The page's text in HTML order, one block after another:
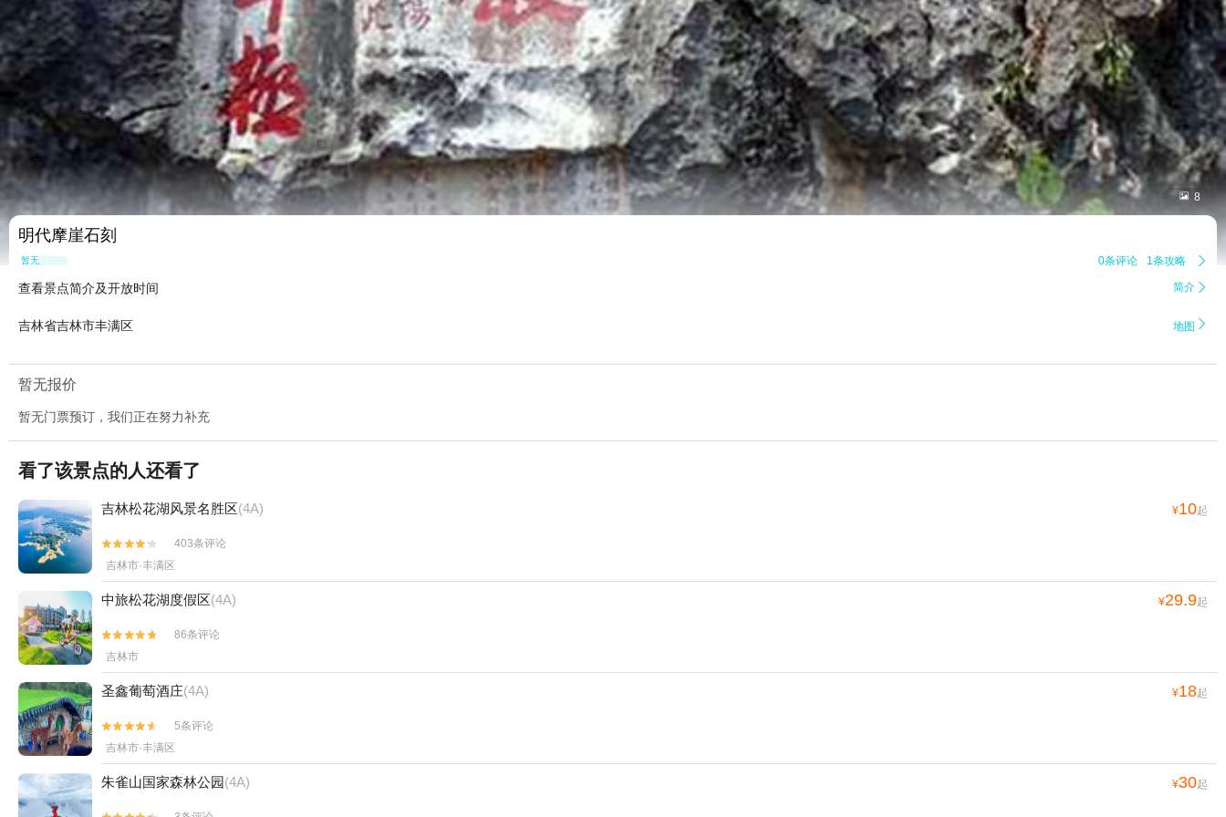
 8
明代摩崖石刻
暂无点评 0条评论 1条攻略 
查看景点简介及开放时间 简介 
吉林省吉林市丰满区 地图 
暂无报价
暂无门票预订，我们正在努力补充
看了该景点的人还看了
吉林松花湖风景名胜区(4A) ¥10起


403条评论
吉林市·丰满区
中旅松花湖度假区(4A) ¥29.9起


86条评论
吉林市
圣鑫葡萄酒庄(4A) ¥18起


5条评论
吉林市·丰满区
朱雀山国家森林公园(4A) ¥30起